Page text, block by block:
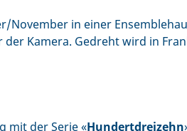
November in einer
der Kamera. Gedreht wird in
mit der Serie «Hundertdreizehn